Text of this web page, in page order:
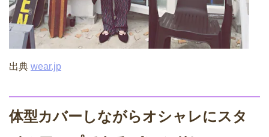
出典 wear.jp
体型カバーしながらオシャレにスタ